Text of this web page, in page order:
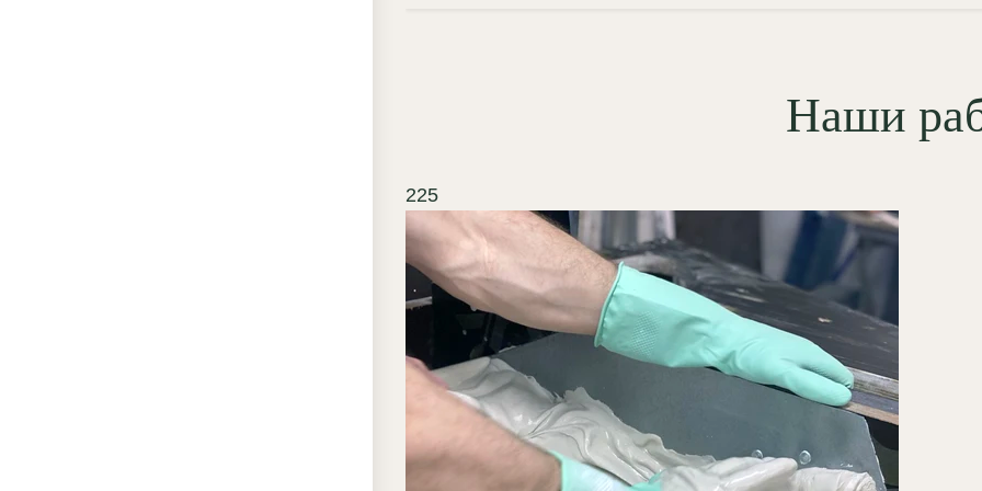
молдингам никогда не покроются
трещинами;
Легкость механической
подгонки:тыльная сторона
элемента идеально выравнивается,
а сам гипс легко поддается
деликатной подрезке при подгонке
сложных стыков;
Широкий спектр финишной
Наши
225